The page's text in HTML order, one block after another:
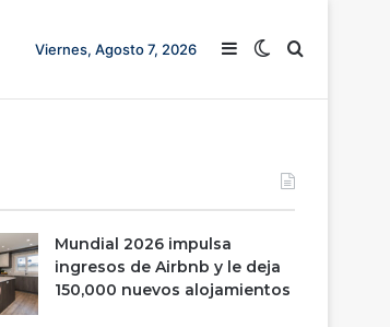
Viernes, Agosto 7, 2026 Barra lateral
Switch skin
Buscar
Mundial 2026 impulsa
ingresos de Airbnb y le deja
150,000 nuevos alojamientos